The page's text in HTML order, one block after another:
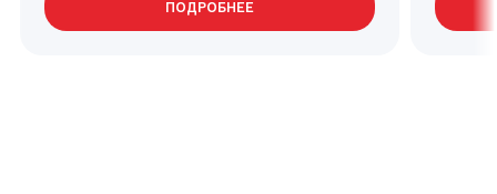
ПОДРОБНЕЕ